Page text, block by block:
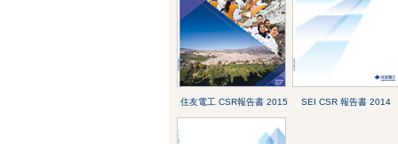
住友電工 CSR報告書 2015 SEI CSR 報告書 2014